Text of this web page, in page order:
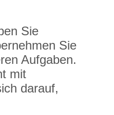
Sie
Sie
Aufgaben.
mit
darauf,